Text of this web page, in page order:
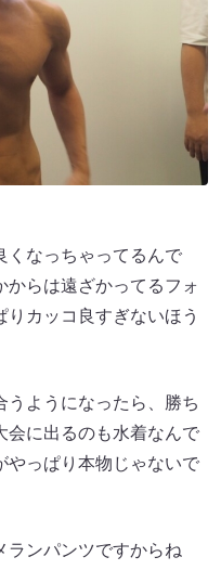
なっちゃってるんで
からは遠ざかってるフォ
カッコ良すぎないほう
ようになったら、勝ち
会に出るのも水着なんで
やっぱり本物じゃないで
ンパンツですからね